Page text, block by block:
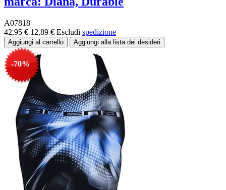
A07818
42,95 € 12,89 € Escludi spedizione
-70%